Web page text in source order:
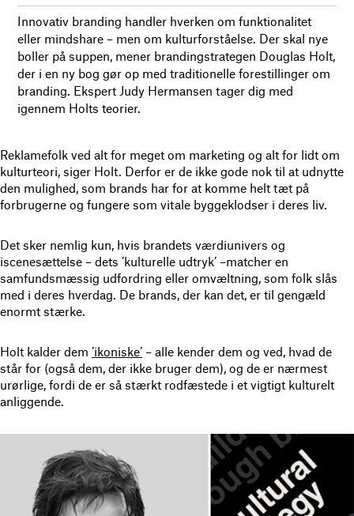
Innovativ branding handler hverken om funktionalitet
eller mindshare – men om kulturforståelse. Der skal nye
boller på suppen, mener brandingstrategen Douglas Holt,
der i en ny bog gør op med traditionelle forestillinger om
branding. Ekspert Judy Hermansen tager dig med
igennem Holts teorier.
Reklamefolk ved alt for meget om marketing og alt for lidt om
kulturteori, siger Holt. Derfor er de ikke gode nok til at udnytte
den mulighed, som brands har for at komme helt tæt på
forbrugerne og fungere som vitale byggeklodser i deres liv.
Det sker nemlig kun, hvis brandets værdiunivers og
iscenesættelse – dets ’kulturelle udtryk’ –matcher en
samfundsmæssig udfordring eller omvæltning, som folk slås
med i deres hverdag. De brands, der kan det, er til gengæld
enormt stærke.
Holt kalder dem ’ikoniske’ – alle kender dem og ved, hvad de
står for (også dem, der ikke bruger dem), og de er nærmest
urørlige, fordi de er så stærkt rodfæstede i et vigtigt kulturelt
anliggende.